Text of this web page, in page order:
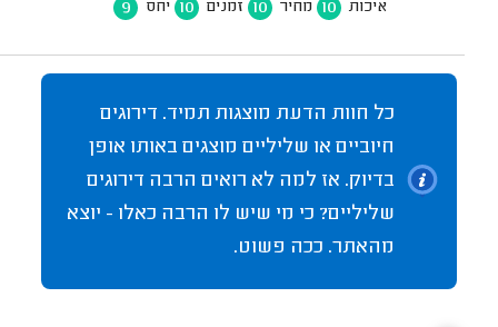
איכות 10 מחיר 10 זמנים 10 יחס 9
כל חוות הדעת מוצגות תמיד. דירוגים
חיוביים או שליליים מוצגים באותו אופן
בדיוק. אז למה לא רואים הרבה דירוגים
שליליים? כי מי שיש לו הרבה כאלו - יוצא
מהאתר. ככה פשוט.